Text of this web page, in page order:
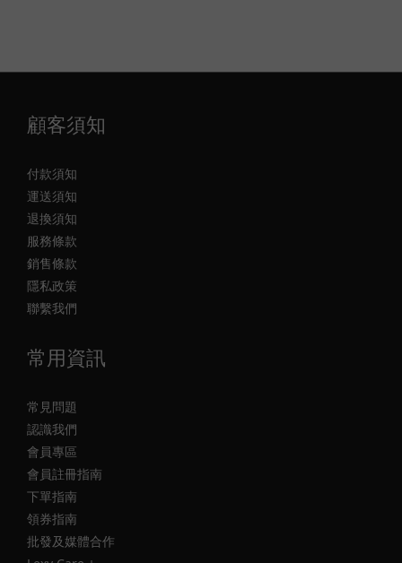
顧客須知
付款須知
運送須知
退換須知
服務條款
銷售條款
隱私政策
聯繫我們
常用資訊
常見問題
認識我們
會員專區
會員註冊指南
下單指南
領券指南
批發及媒體合作